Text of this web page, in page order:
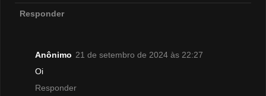
Responder
Anônimo 21 de setembro de 2024 às 22:27
Oi
Responder